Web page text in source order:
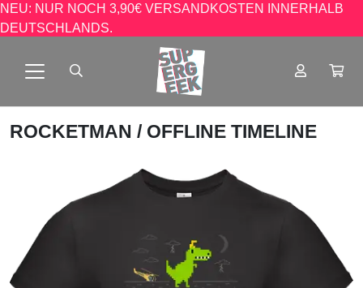
NEU: NUR NOCH 3,90€ VERSANDKOSTEN INNERHALB
DEUTSCHLANDS.
ROCKETMAN / OFFLINE TIMELINE